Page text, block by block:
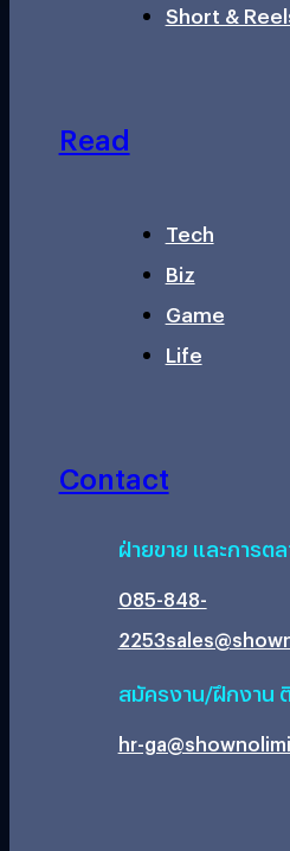
Short &
Read
Tech
Biz
Game
Life
Contact
ฝ่ายขาย และการต
085-848-
2253
สมัครงาน/ฝึกงาน
hr-